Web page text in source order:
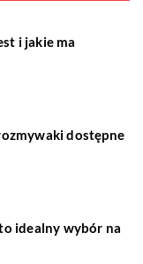
i jakie ma
dostępne
idealny wybór na